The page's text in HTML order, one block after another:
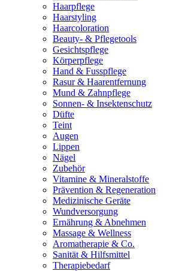
Haarpflege
Haarstyling
Haarcoloration
Beauty- & Pflegetools
Gesichtspflege
Körperpflege
Hand & Fusspflege
Rasur & Haarentfernung
Mund & Zahnpflege
Sonnen- & Insektenschutz
Düfte
Teint
Augen
Lippen
Nägel
Zubehör
Vitamine & Mineralstoffe
Prävention & Regeneration
Medizinische Geräte
Wundversorgung
Ernährung & Abnehmen
Massage & Wellness
Aromatherapie & Co.
Sanität & Hilfsmittel
Therapiebedarf